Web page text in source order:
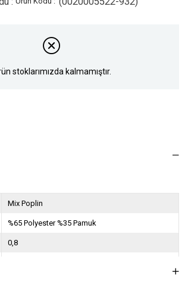
stoklarımızda kalmamıştır.
Mix Poplin
%65 Polyester %35 Pamuk
0,8